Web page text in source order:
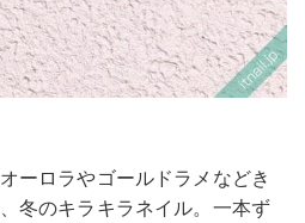
ーロラやゴールドラメなどき
冬のキラキラネイル。一本ず